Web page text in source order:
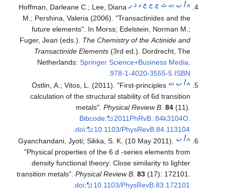
^أ ب ت ث ج ح خ د ذ ر
Hoffman, Darleane C.; Lee, Diana
M.; Pershina, Valeria (2006). "Transactinides and the
future elements". In Morss; Edelstein, Norman M.;
Fuger, Jean (eds.). The Chemistry of the Actinide and
Transactinide Elements (3rd ed.). Dordrecht, The
Netherlands:Springer Science+Business Media.
ISBN
978-1-4020-3555-5
.
^أ ب ت Östlin, A.; Vitos, L. (2011). "First-principles
calculation of the structural stability of 6d transition
metals".Physical Review B .84 (11).
Bibcode: 2011PhRvB..84k3104O
doi: 10.1103/PhysRevB.84.113104
.
^أ ب
Gyanchandani, Jyoti; Sikka, S. K. (10 May 2011).
"Physical properties of the 6 d -series elements from
density functional theory: Close similarity to lighter
transition metals".Physical Review B .83 (17): 172101.
doi: 10.1103/PhysRevB.83.172101
.